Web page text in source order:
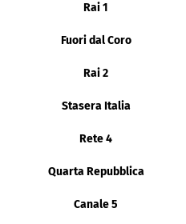
Rai 1
Fuori dal Coro
Rai 2
Stasera Italia
Rete 4
Quarta Repubblica
Canale 5